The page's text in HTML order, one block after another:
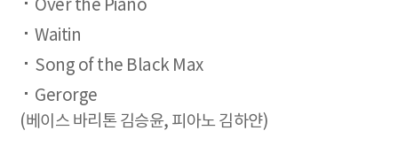
Over the Piano
Waitin
Song of the Black Max
Gerorge
(베이스 바리톤 김승윤, 피아노 김하얀)